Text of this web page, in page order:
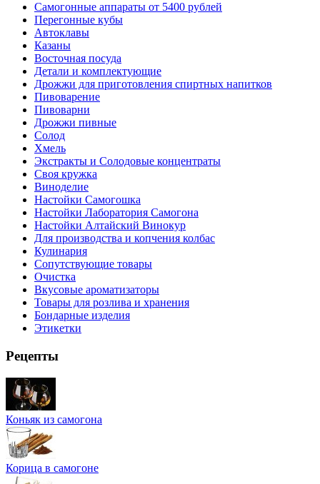
Самогонные аппараты от 5400 рублей
Перегонные кубы
Автоклавы
Казаны
Восточная посуда
Детали и комплектующие
Дрожжи для приготовления спиртных напитков
Пивоварение
Пивоварни
Дрожжи пивные
Солод
Хмель
Экстракты и Солодовые концентраты
Своя кружка
Виноделие
Настойки Самогошка
Настойки Лаборатория Самогона
Настойки Алтайский Винокур
Для производства и копчения колбас
Кулинария
Сопутствующие товары
Очистка
Вкусовые ароматизаторы
Товары для розлива и хранения
Бондарные изделия
Этикетки
Рецепты
Коньяк из самогона
Корица в самогоне